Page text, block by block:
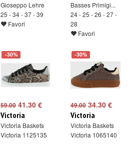
Gioseppo Lehre
25 - 34 - 37 - 39
Favori
Basses Primigi...
24 - 25 - 26 - 27 -
28
Favori
-30%
59.0041.30 €
Victoria
Victoria Baskets
Victoria 1125135
-30%
49.0034.30 €
Victoria
Victoria Baskets
Victoria 1065140